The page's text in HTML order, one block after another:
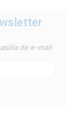
de e-mail